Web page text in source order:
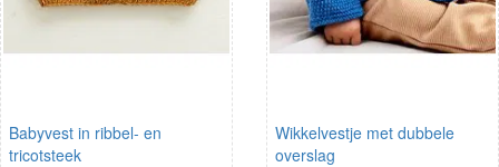
Babyvest in ribbel- en
tricotsteek
Wikkelvestje met dubbele
overslag